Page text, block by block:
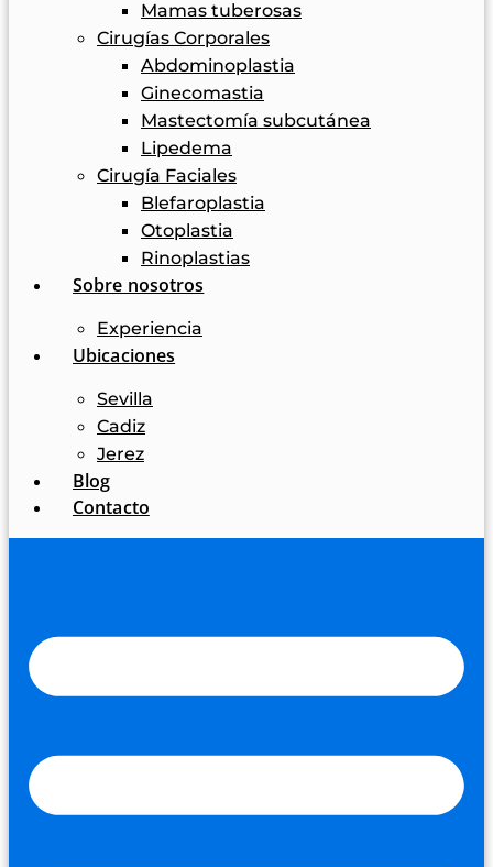
Mamas tuberosas
Cirugías Corporales
Abdominoplastia
Ginecomastia
Mastectomía subcutánea
Lipedema
Cirugía Faciales
Blefaroplastia
Otoplastia
Rinoplastias
Sobre nosotros
Experiencia
Ubicaciones
Sevilla
Cadiz
Jerez
Blog
Contacto